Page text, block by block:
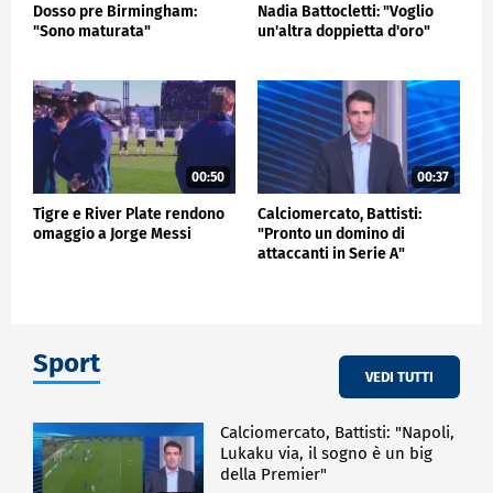
Dosso pre Birmingham:
"Sono maturata"
Nadia Battocletti: "Voglio
un'altra doppietta d'oro"
00:50
Tigre e River Plate rendono
omaggio a Jorge Messi
00:37
Calciomercato, Battisti:
"Pronto un domino di
attaccanti in Serie A"
Sport VEDI TUTTI
Calciomercato, Battisti: "Napoli,
Lukaku via, il sogno è un big
della Premier"